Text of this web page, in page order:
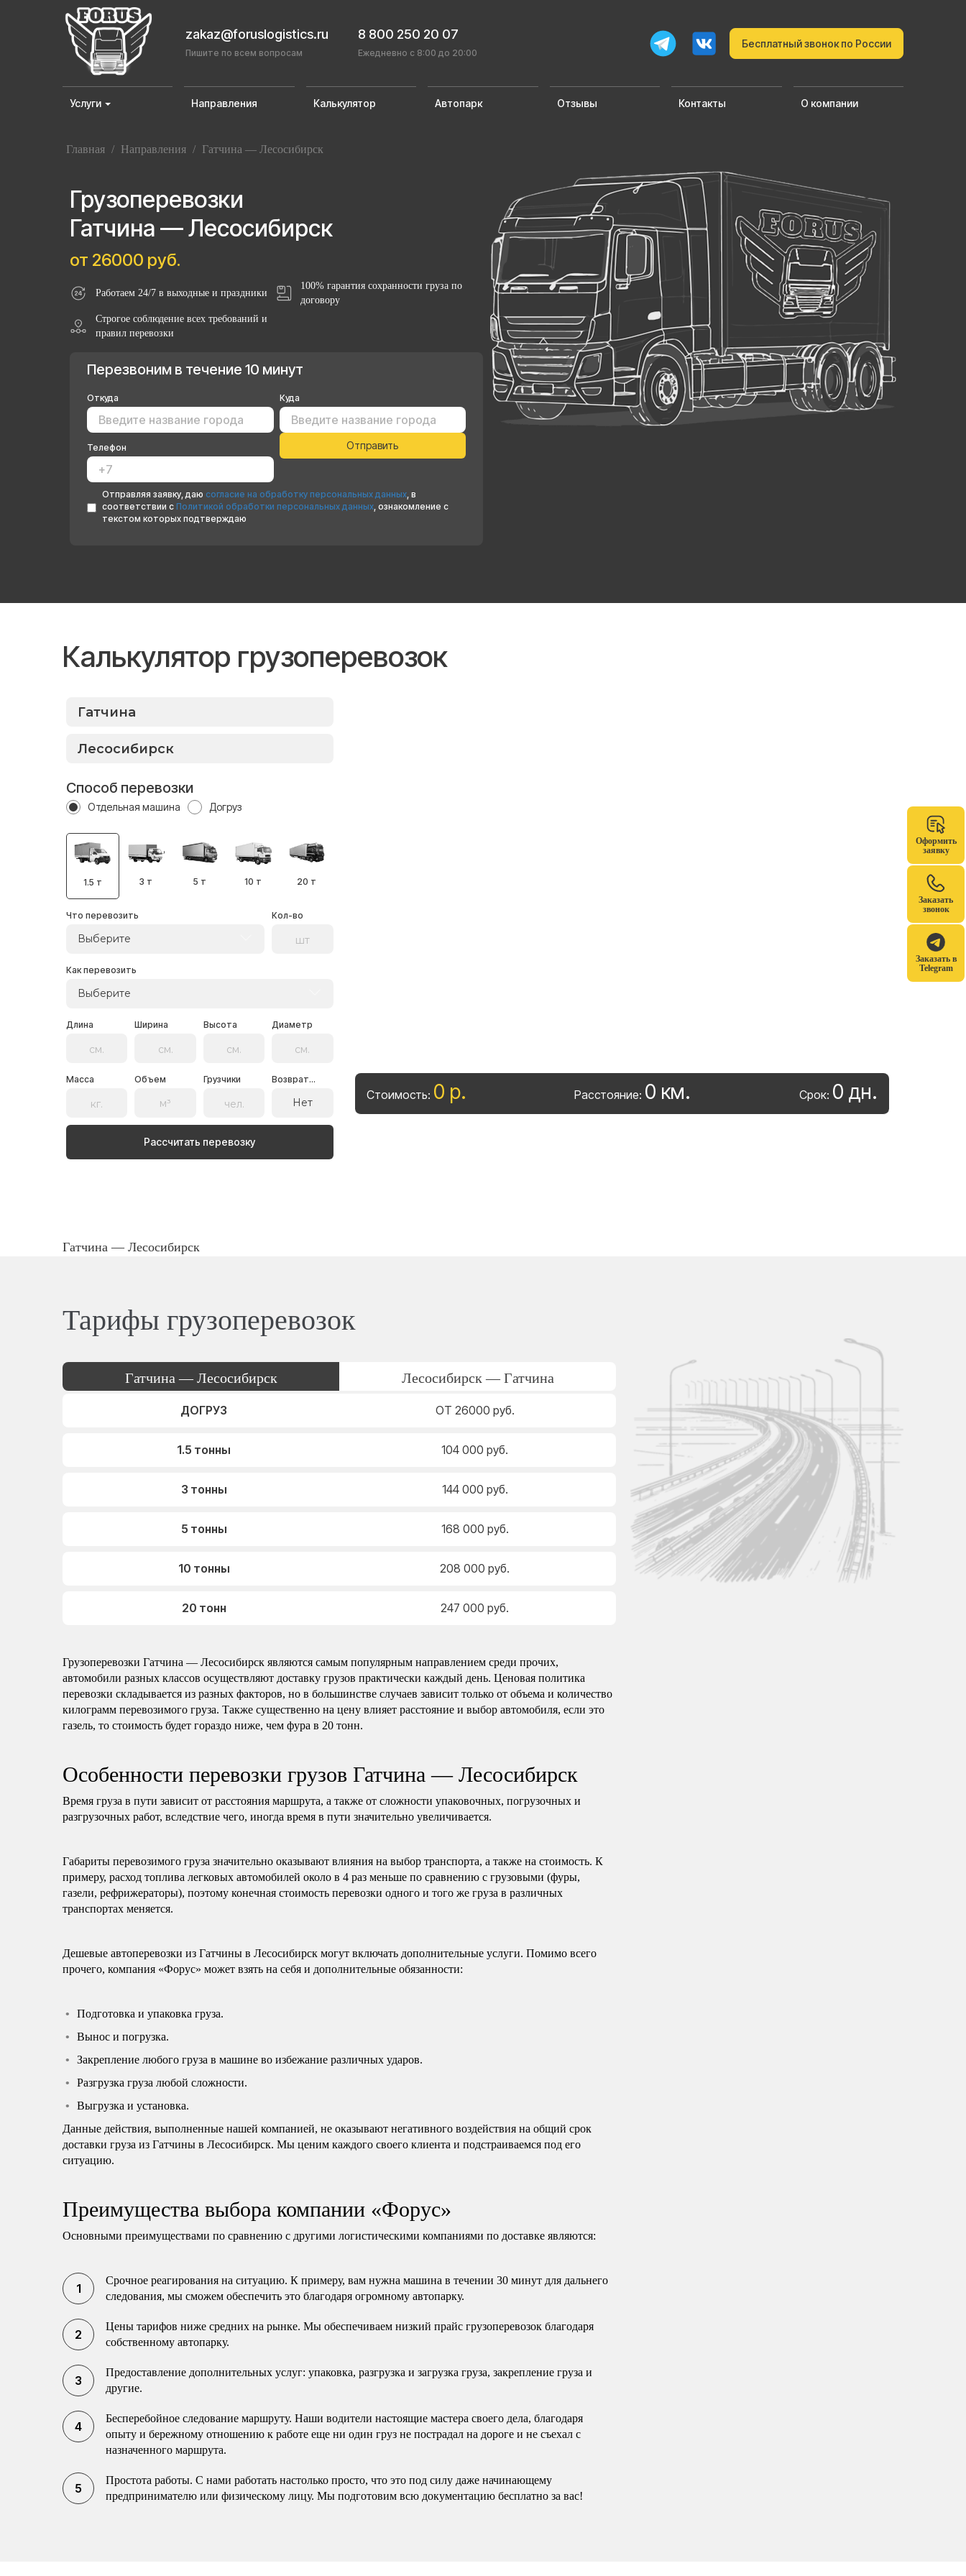
Оформить
заявку
Заказать
звонок
Заказать в
Telegram
zakaz@foruslogistics.ru
Пишите по всем вопросам
8 800 250 20 07
Ежедневно с 8:00 до 20:00
Бесплатный звонок по России
Услуги Направления Калькулятор Автопарк Отзывы Контакты О компании
Главная / Направления / Гатчина — Лесосибирск
Грузоперевозки
Гатчина — Лесосибирск
от 26000 руб.
Работаем 24/7 в выходные и праздники
100% гарантия сохранности груза по
договору
Строгое соблюдение всех требований и
правил перевозки
Перезвоним в течение 10 минут
Откуда Куда
Телефон
Отправляя заявку, даю согласие на обработку персональных данных, в
соответствии с Политикой обработки персональных данных, ознакомление с
текстом которых подтверждаю
Калькулятор грузоперевозок
Способ перевозки
Отдельная машина Догруз
1.5 т 3 т 5 т 10 т 20 т
Что перевозить
Выберите
Кол-во
Как перевозить
Выберите
Длина Ширина Высота Диаметр
Масса Объем Грузчики Возврат...
Нет
Рассчитать перевозку
Стоимость: 0 р. Расстояние: 0 км. Срок: 0 дн.
Гатчина — Лесосибирск
Тарифы грузоперевозок
Гатчина — Лесосибирск Лесосибирск — Гатчина
ДОГРУЗ ОТ 26000 руб.
1.5 тонны 104 000 руб.
3 тонны 144 000 руб.
5 тонны 168 000 руб.
10 тонны 208 000 руб.
20 тонн 247 000 руб.
Грузоперевозки Гатчина — Лесосибирск являются самым популярным направлением среди прочих,
автомобили разных классов осуществляют доставку грузов практически каждый день. Ценовая политика
перевозки складывается из разных факторов, но в большинстве случаев зависит только от объема и количество
килограмм перевозимого груза. Также существенно на цену влияет расстояние и выбор автомобиля, если это
газель, то стоимость будет гораздо ниже, чем фура в 20 тонн.
Особенности перевозки грузов Гатчина — Лесосибирск
Время груза в пути зависит от расстояния маршрута, а также от сложности упаковочных, погрузочных и
разгрузочных работ, вследствие чего, иногда время в пути значительно увеличивается.
Габариты перевозимого груза значительно оказывают влияния на выбор транспорта, а также на стоимость. К
примеру, расход топлива легковых автомобилей около в 4 раз меньше по сравнению с грузовыми (фуры,
газели, рефрижераторы), поэтому конечная стоимость перевозки одного и того же груза в различных
транспортах меняется.
Дешевые автоперевозки из Гатчины в Лесосибирск могут включать дополнительные услуги. Помимо всего
прочего, компания «Форус» может взять на себя и дополнительные обязанности:
Подготовка и упаковка груза.
Вынос и погрузка.
Закрепление любого груза в машине во избежание различных ударов.
Разгрузка груза любой сложности.
Выгрузка и установка.
Данные действия, выполненные нашей компанией, не оказывают негативного воздействия на общий срок
доставки груза из Гатчины в Лесосибирск. Мы ценим каждого своего клиента и подстраиваемся под его
ситуацию.
Преимущества выбора компании «Форус»
Основными преимуществами по сравнению с другими логистическими компаниями по доставке являются:
Срочное реагирования на ситуацию. К примеру, вам нужна машина в течении 30 минут для дальнего
следования, мы сможем обеспечить это благодаря огромному автопарку.
Цены тарифов ниже средних на рынке. Мы обеспечиваем низкий прайс грузоперевозок благодаря
собственному автопарку.
Предоставление дополнительных услуг: упаковка, разгрузка и загрузка груза, закрепление груза и
другие.
Бесперебойное следование маршруту. Наши водители настоящие мастера своего дела, благодаря
опыту и бережному отношению к работе еще ни один груз не пострадал на дороге и не съехал с
назначенного маршрута.
Простота работы. С нами работать настолько просто, что это под силу даже начинающему
предпринимателю или физическому лицу. Мы подготовим всю документацию бесплатно за вас!